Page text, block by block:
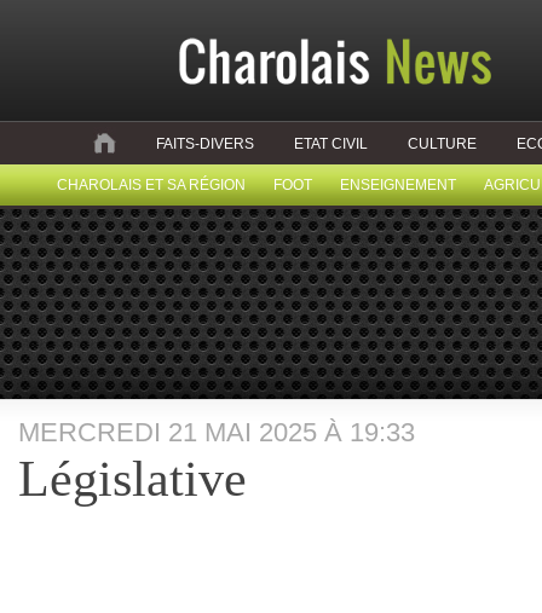
FAITS-DIVERS ETAT CIVIL CULTURE
CHAROLAIS ET SA RÉGION FOOT ENSEIGNEMENT
MERCREDI 21 MAI 2025 À 19:33
Législative